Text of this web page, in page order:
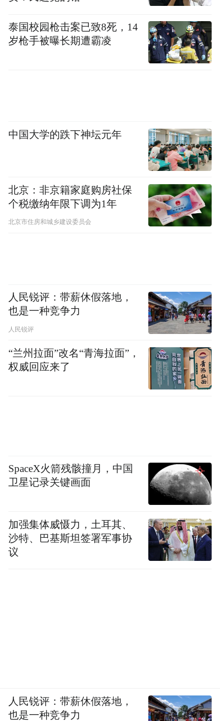
泰国校园枪击案已致8死，14
岁枪手被曝长期遭霸凌
中国大学的跌下神坛元年
北京：非京籍家庭购房社保
个税缴纳年限下调为1年
北京市住房和城乡建设委员会
人民锐评：带薪休假落地，
也是一种竞争力
人民锐评
“兰州拉面”改名“青海拉面”，
权威回应来了
SpaceX火箭残骸撞月，中国
卫星记录关键画面
加强集体威慑力，土耳其、
沙特、巴基斯坦签署军事协
议
人民锐评：带薪休假落地，
也是一种竞争力